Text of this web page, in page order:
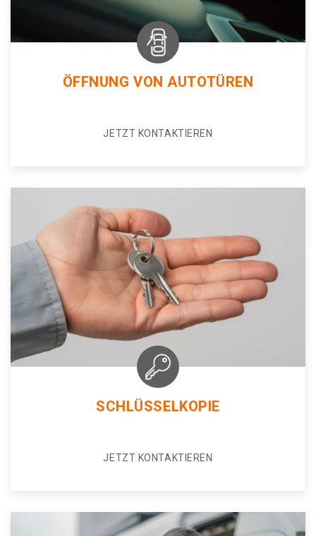
ÖFFNUNG VON AUTOTÜREN
JETZT KONTAKTIEREN
SCHLÜSSELKOPIE
JETZT KONTAKTIEREN